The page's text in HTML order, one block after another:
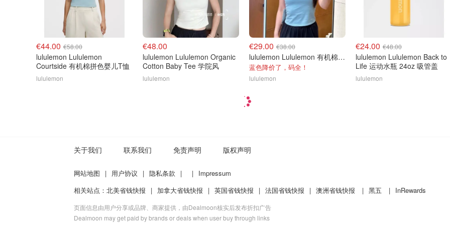
€44.00 €58.00
lululemon Lululemon
Courtside 有机棉拼色婴儿T恤
lululemon
€48.00
lululemon Lululemon Organic
Cotton Baby Tee 学院风
lululemon
€29.00 €38.00
lululemon Lululemon 有机棉短袖T恤
蓝色降价了，码全！
lululemon
€24.00 €48.00
lululemon Lululemon Back to
Life 运动水瓶 24oz 吸管盖
lululemon
关于我们 联系我们 免责声明 版权声明
网站地图 | 用户协议 | 隐私条款 | | Impressum
相关站点： 北美省钱快报 | 加拿大省钱快报 | 英国省钱快报 | 法国省钱快报 | 澳洲省钱快报 | 黑五 | InRewards
页面信息由用户分享或品牌、商家提供，由Dealmoon核实后发布折扣广告
Dealmoon may get paid by brands or deals when user buy through links